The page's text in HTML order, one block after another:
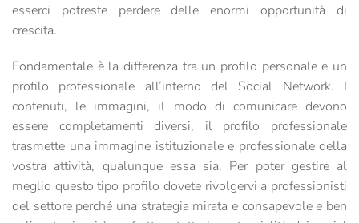
esserci potreste perdere delle enormi opportunità di
crescita.
Fondamentale è la differenza tra un profilo personale e un
profilo professionale all’interno del Social Network. I
contenuti, le immagini, il modo di comunicare devono
essere completamenti diversi, il profilo professionale
trasmette una immagine istituzionale e professionale della
vostra attività, qualunque essa sia. Per poter gestire al
meglio questo tipo profilo dovete rivolgervi a professionisti
del settore perché una strategia mirata e consapevole e ben